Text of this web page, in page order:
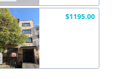
$1195.00